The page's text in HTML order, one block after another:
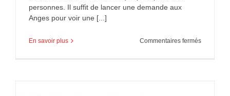
personnes. Il suffit de lancer une demande aux
Anges pour voir une [...]
En savoir plus Commentaires ferméssur